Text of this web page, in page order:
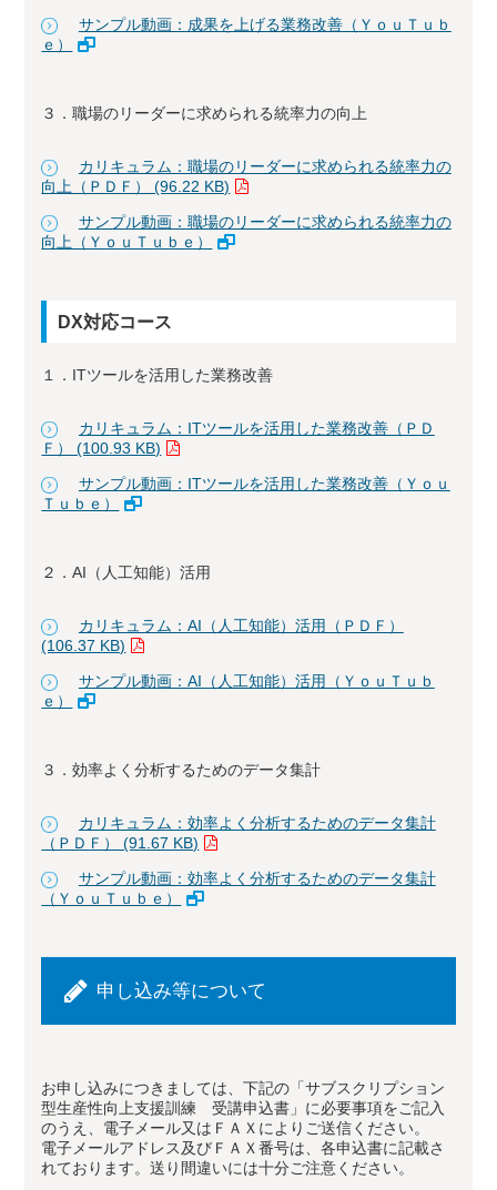
サンプル動画：成果を上げる業務改善（ＹｏｕＴｕｂ
ｅ）
３．職場のリーダーに求められる統率力の向上
カリキュラム：職場のリーダーに求められる統率力の
向上（ＰＤＦ） (96.22 KB)
サンプル動画：職場のリーダーに求められる統率力の
向上（ＹｏｕＴｕｂｅ）
DX対応コース
１．ITツールを活用した業務改善
カリキュラム：ITツールを活用した業務改善（ＰＤ
Ｆ） (100.93 KB)
サンプル動画：ITツールを活用した業務改善（Ｙｏｕ
Ｔｕｂｅ）
２．AI（人工知能）活用
カリキュラム：AI（人工知能）活用（ＰＤＦ）
(106.37 KB)
サンプル動画：AI（人工知能）活用（ＹｏｕＴｕｂ
ｅ）
３．効率よく分析するためのデータ集計
カリキュラム：効率よく分析するためのデータ集計
（ＰＤＦ） (91.67 KB)
サンプル動画：効率よく分析するためのデータ集計
（ＹｏｕＴｕｂｅ）
申し込み等について
お申し込みにつきましては、下記の「サブスクリプション
型生産性向上支援訓練 受講申込書」に必要事項をご記入
のうえ、電子メール又はＦＡＸによりご送信ください。
電子メールアドレス及びＦＡＸ番号は、各申込書に記載さ
れております。送り間違いには十分ご注意ください。